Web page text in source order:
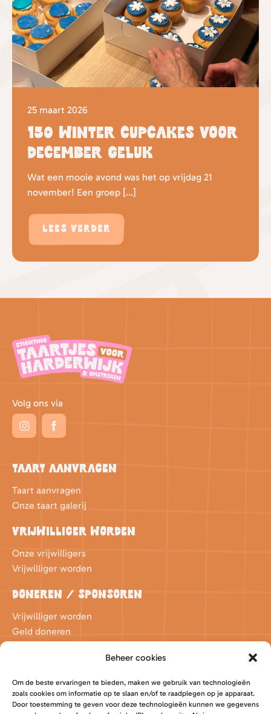
Beheer cookies
Om de beste ervaringen te bieden, maken we gebruik van technologieën
zoals cookies om informatie op te slaan en/of te raadplegen op je apparaat.
Door toestemming te geven voor deze technologieën kunnen we gegevens
25 maart 2026
150 winter cupcakes voor
December Geluk
Wat een mooie avond was het op vrijdag 21
november! Een groep […]
Lees verder
Volg ons via
Taart aanvragen
Taart aanvragen
Onze taart galerij
Vrijwilliger worden
Onze vrijwilligers
Vrijwilliger worden
Doneren / sponsoren
Vrijwilliger worden
Geld doneren
info@taartjesvoorharderwijk.nl
NL16 RABO 0311 2476 44